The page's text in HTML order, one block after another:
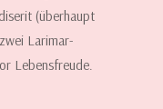
(überhaupt
Larimar-
Lebensfreude.